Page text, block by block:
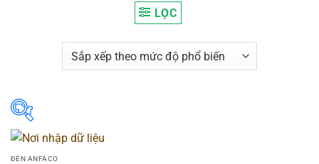
LỌC
ĐÈN ANFACO